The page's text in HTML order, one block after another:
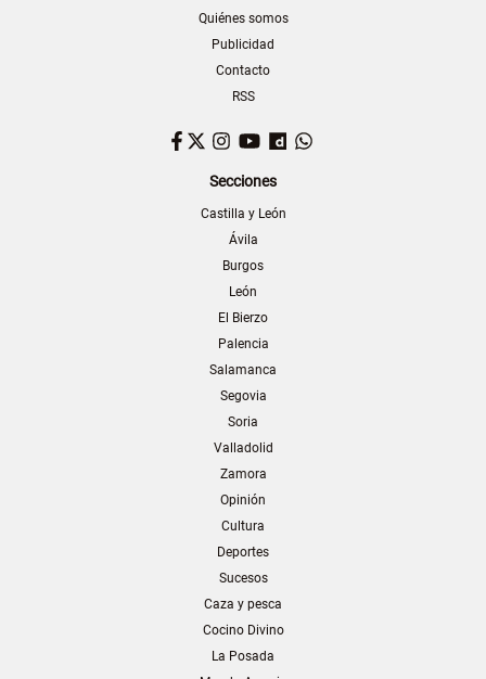
Quiénes somos
Publicidad
Contacto
RSS
Facebook
TwitterInstagram
YouTubeDailymotion
Secciones
Castilla y León
Ávila
Burgos
León
El Bierzo
Palencia
Salamanca
Segovia
Soria
Valladolid
Zamora
Opinión
Cultura
Deportes
Sucesos
Caza y pesca
Cocino Divino
La Posada